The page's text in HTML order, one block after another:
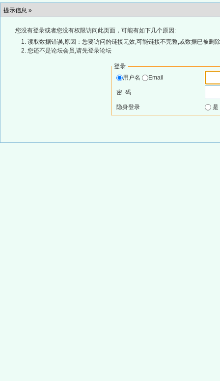
提示信息 »
您没有登录或者您没有权限访问此页面，可能有如下几个原因:
读取数据错误,原因：您要访问的链接无效,可能链接不完整,或数据已被删
您还不是论坛会员,请先登录论坛
登录
用户名
Email
密 码
隐身登录